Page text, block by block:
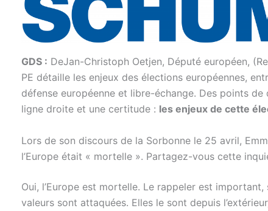
GDS : DeJan-Christoph Oetjen, Député européen,
PE détaille les enjeux des élections européennes,
défense européenne et libre-échange. Des points
ligne droite et une certitude : les enjeux de cette
Lors de son discours de la Sorbonne le 25 avril,
l’Europe était « mortelle ». Partagez-vous cette
Oui, l’Europe est mortelle. Le rappeler est
valeurs sont attaquées. Elles le sont depuis